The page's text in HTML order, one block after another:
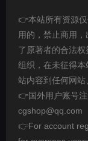
👉本站所有资源
用的，禁止商用
了原著者的合法
组织，在未征得
站内容到任何网站
👉国外用户账号
cgshop@qq.com
👉For account